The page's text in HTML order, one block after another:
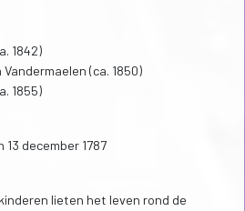
1842)
(ca. 1850)
1855)
13 december 1787
lieten het leven rond de